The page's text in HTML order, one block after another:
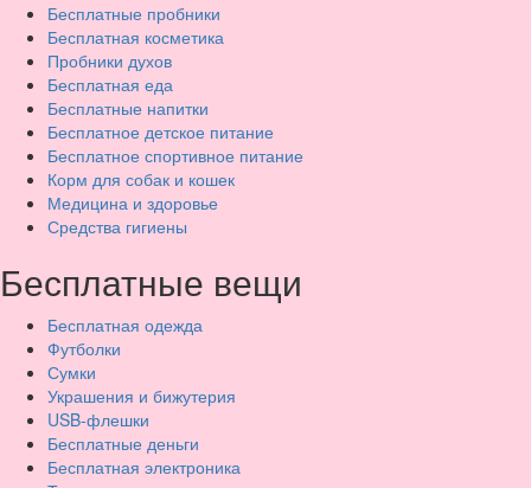
Бесплатные пробники
Бесплатная косметика
Пробники духов
Бесплатная еда
Бесплатные напитки
Бесплатное детское питание
Бесплатное спортивное питание
Корм для собак и кошек
Медицина и здоровье
Средства гигиены
Бесплатные вещи
Бесплатная одежда
Футболки
Сумки
Украшения и бижутерия
USB-флешки
Бесплатные деньги
Бесплатная электроника